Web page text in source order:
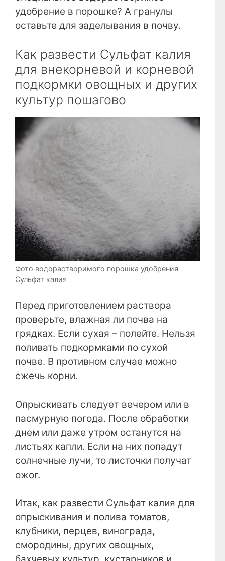
удобрение в порошке? А гранулы
оставьте для заделывания в почву.
Как развести Сульфат калия
для внекорневой и корневой
подкормки овощных и других
культур пошагово
Фото водорастворимого порошка удобрения
Сульфат калия
Перед приготовлением раствора
проверьте, влажная ли почва на
грядках. Если сухая – полейте. Нельзя
поливать подкормками по сухой
почве. В противном случае можно
сжечь корни.
Опрыскивать следует вечером или в
пасмурную погода. После обработки
днем или даже утром останутся на
листьях капли. Если на них попадут
солнечные лучи, то листочки получат
ожог.
Итак, как развести Сульфат калия для
опрыскивания и полива томатов,
клубники, перцев, винограда,
смородины, других овощных,